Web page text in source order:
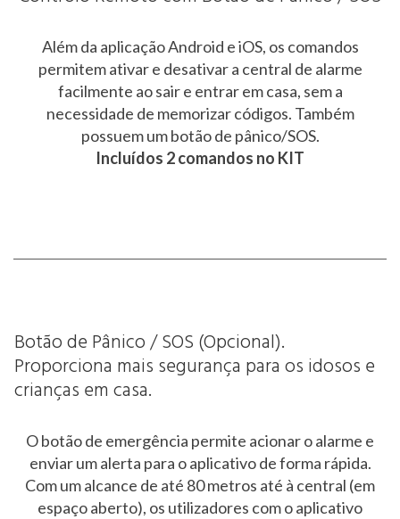
Além da aplicação Android e iOS, os comandos
permitem ativar e desativar a central de alarme
facilmente ao sair e entrar em casa, sem a
necessidade de memorizar códigos. Também
possuem um botão de pânico/SOS.
Incluídos 2 comandos no KIT
Botão de Pânico / SOS (Opcional).
Proporciona mais segurança para os idosos e
crianças em casa.
O botão de emergência permite acionar o alarme e
enviar um alerta para o aplicativo de forma rápida.
Com um alcance de até 80 metros até à central (em
espaço aberto), os utilizadores com o aplicativo